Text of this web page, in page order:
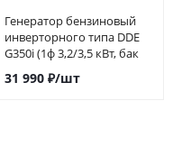
180
Генератор бензиновый
инверторного типа DDE
G350i (1ф 3,2/3,5 кВт, бак
5,7 л, дв-ль 7 л.с.)794-968
31 990₽/шт